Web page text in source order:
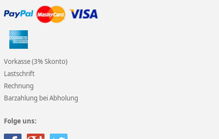
Vorkasse (3% Skonto)
Lastschrift
Rechnung
Barzahlung bei Abholung
Folge uns: